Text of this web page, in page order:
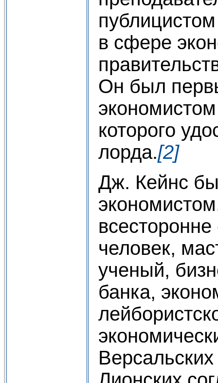
в сфере
Он был
которого
лорда.[2]
Дж. Кейнс
человек,
ученый,
банка,